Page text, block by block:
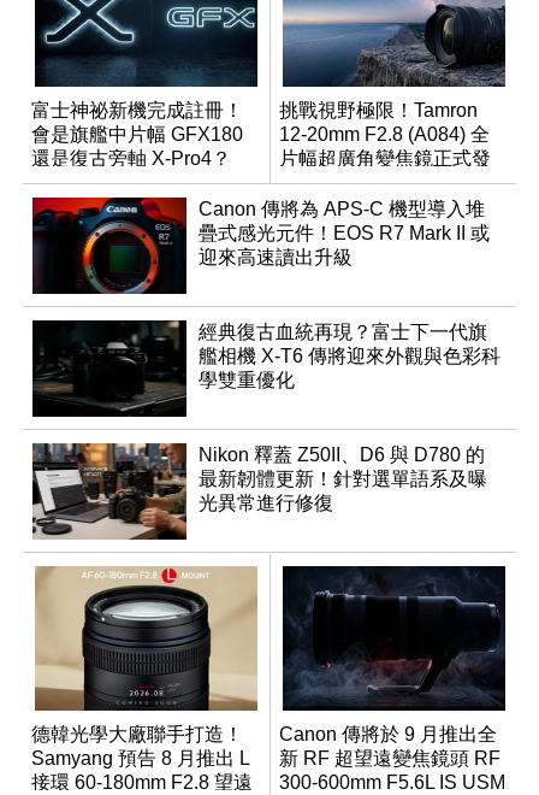
富士神祕新機完成註冊！
會是旗艦中片幅 GFX180
還是復古旁軸 X-Pro4？
挑戰視野極限！Tamron
12-20mm F2.8 (A084) 全
片幅超廣角變焦鏡正式發
表
Canon 傳將為 APS-C 機型導入堆
疊式感光元件！EOS R7 Mark II 或
迎來高速讀出升級
經典復古血統再現？富士下一代旗
艦相機 X-T6 傳將迎來外觀與色彩科
學雙重優化
Nikon 釋蓋 Z50II、D6 與 D780 的
最新韌體更新！針對選單語系及曝
光異常進行修復
德韓光學大廠聯手打造！
Samyang 預告 8 月推出 L
接環 60-180mm F2.8 望遠
Canon 傳將於 9 月推出全
新 RF 超望遠變焦鏡頭 RF
300-600mm F5.6L IS USM